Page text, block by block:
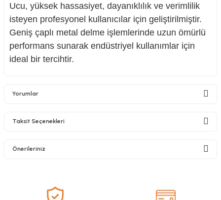
Ucu, yüksek hassasiyet, dayanıklılık ve verimlilik
isteyen profesyonel kullanıcılar için geliştirilmiştir.
Geniş çaplı metal delme işlemlerinde uzun ömürlü
performans sunarak endüstriyel kullanımlar için
ideal bir tercihtir.
Yorumlar
Taksit Seçenekleri
Önerileriniz